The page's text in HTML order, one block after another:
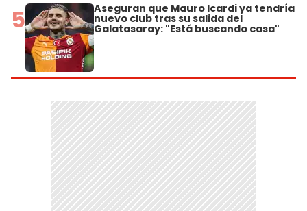
5 Aseguran que Mauro Icardi ya tendría
nuevo club tras su salida del
Galatasaray: "Está buscando casa"